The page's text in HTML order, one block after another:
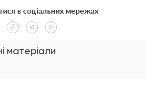
матеріали
в соціальних мережах